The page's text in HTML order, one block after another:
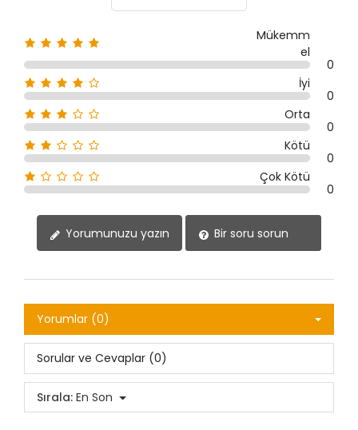
Mükemm
el
0
İyi
0
Orta
0
Kötü
0
Çok Kötü
0
Yorumunuzu yazın Bir soru sorun
Yorumlar (0)
Sorular ve Cevaplar (0)
Sırala: En Son